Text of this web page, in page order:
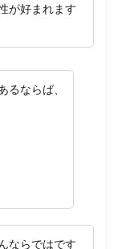
が好まれます
るならば、
ならではです